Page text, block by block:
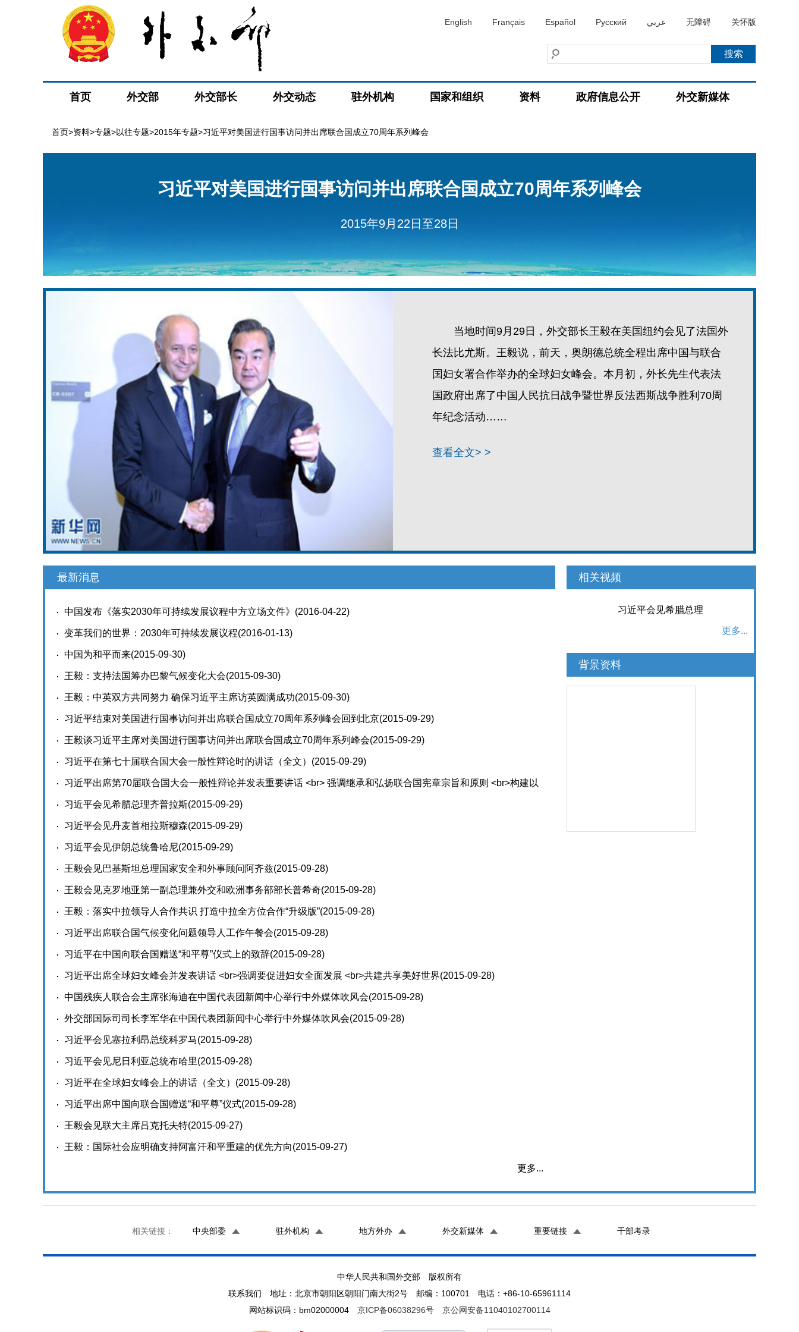
English Français Español Русский عربي 无障碍 关怀版
首页 外交部 外交部长 外交动态 驻外机构 国家和组织 资料 政府信息公开 外交新媒体
首页>资料>专题>以往专题>2015年专题>习近平对美国进行国事访问并出席联合国成立70周年系列峰会
习近平对美国进行国事访问并出席联合国成立70周年系列峰会
2015年9月22日至28日
当地时间9月29日，外交部长王毅在美国纽约会见了法国外
长法比尤斯。王毅说，前天，奥朗德总统全程出席中国与联合
国妇女署合作举办的全球妇女峰会。本月初，外长先生代表法
国政府出席了中国人民抗日战争暨世界反法西斯战争胜利70周
年纪念活动……
查看全文> >
最新消息
中国发布《落实2030年可持续发展议程中方立场文件》 (2016-04-22)
变革我们的世界：2030年可持续发展议程(2016-01-13)
中国为和平而来(2015-09-30)
王毅：支持法国筹办巴黎气候变化大会(2015-09-30)
王毅：中英双方共同努力 确保习近平主席访英圆满成功(2015-09-30)
习近平结束对美国进行国事访问并出席联合国成立70周年系列峰会回到北京(2015-09-29)
王毅谈习近平主席对美国进行国事访问并出席联合国成立70周年系列峰会(2015-09-29)
习近平在第七十届联合国大会一般性辩论时的讲话（全文） (2015-09-29)
习近平出席第70届联合国大会一般性辩论并发表重要讲话 <br> 强调继承和弘扬联合国宪章宗旨和原则 <br>构建以
合作共赢为核心的新型国际关系 打造人类命运共同体
习近平会见希腊总理齐普拉斯(2015-09-29)
习近平会见丹麦首相拉斯穆森(2015-09-29)
习近平会见伊朗总统鲁哈尼(2015-09-29)
王毅会见巴基斯坦总理国家安全和外事顾问阿齐兹(2015-09-28)
王毅会见克罗地亚第一副总理兼外交和欧洲事务部部长普希奇(2015-09-28)
王毅：落实中拉领导人合作共识 打造中拉全方位合作“升级版”(2015-09-28)
习近平出席联合国气候变化问题领导人工作午餐会(2015-09-28)
习近平在中国向联合国赠送“和平尊”仪式上的致辞(2015-09-28)
习近平出席全球妇女峰会并发表讲话 <br>强调要促进妇女全面发展 <br>共建共享美好世界(2015-09-28)
中国残疾人联合会主席张海迪在中国代表团新闻中心举行中外媒体吹风会(2015-09-28)
外交部国际司司长李军华在中国代表团新闻中心举行中外媒体吹风会(2015-09-28)
习近平会见塞拉利昂总统科罗马(2015-09-28)
习近平会见尼日利亚总统布哈里(2015-09-28)
习近平在全球妇女峰会上的讲话（全文） (2015-09-28)
习近平出席中国向联合国赠送“和平尊”仪式(2015-09-28)
王毅会见联大主席吕克托夫特(2015-09-27)
王毅：国际社会应明确支持阿富汗和平重建的优先方向(2015-09-27)
更多...
相关视频
习近平会见希腊总理
更多...
背景资料
相关链接： 中央部委 驻外机构 地方外办 外交新媒体 重要链接 干部考录
中华人民共和国外交部 版权所有
联系我们 地址：北京市朝阳区朝阳门南大街2号 邮编：100701 电话：+86-10-65961114
网站标识码：bm02000004 京ICP备06038296号 京公网安备11040102700114